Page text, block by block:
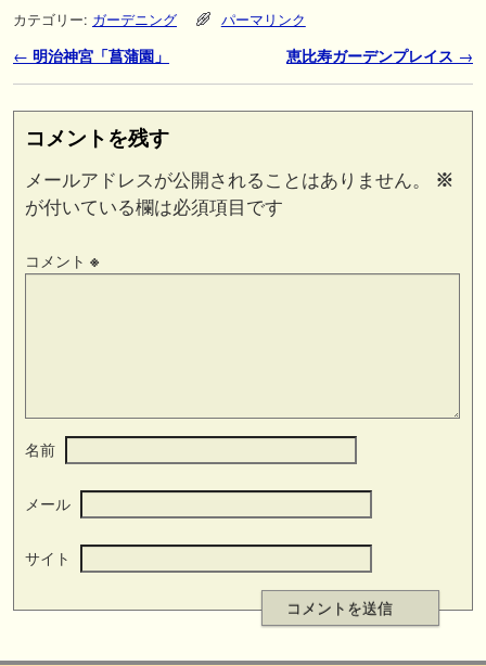
カテゴリー: ガーデニング パーマリンク
投稿ナビゲーション
← 明治神宮「菖蒲園」 恵比寿ガーデンプレイス →
コメントを残す
メールアドレスが公開されることはありません。
※
が付いている欄は必須項目です
コメント ※
名前
メール
サイト